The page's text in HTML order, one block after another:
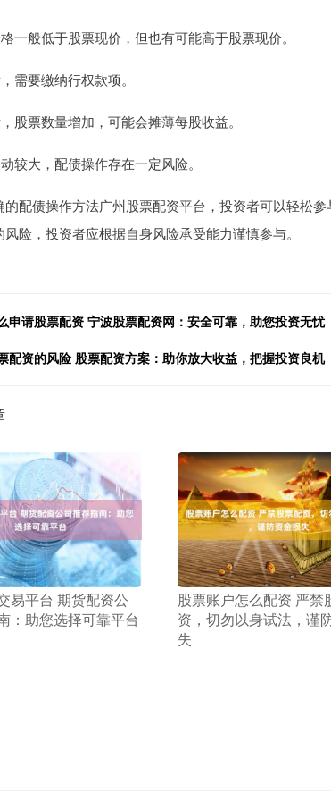
一般低于股票现价，但也有可能高于股票现价。
需要缴纳行权款项。
股票数量增加，可能会摊薄每股收益。
较大，配债操作存在一定风险。
的配债操作方法广州股票配资平台，投资者可以轻松
险，投资者应根据自身风险承受能力谨慎参与。
申请股票配资 宁波股票配资网：安全可靠，助您投资无忧
配资的风险 股票配资方案：助你放大收益，把握投资良机
易平台 期货配资公
：助您选择可靠平台
股票账户怎么配资 严禁
资，切勿以身试法，谨
失